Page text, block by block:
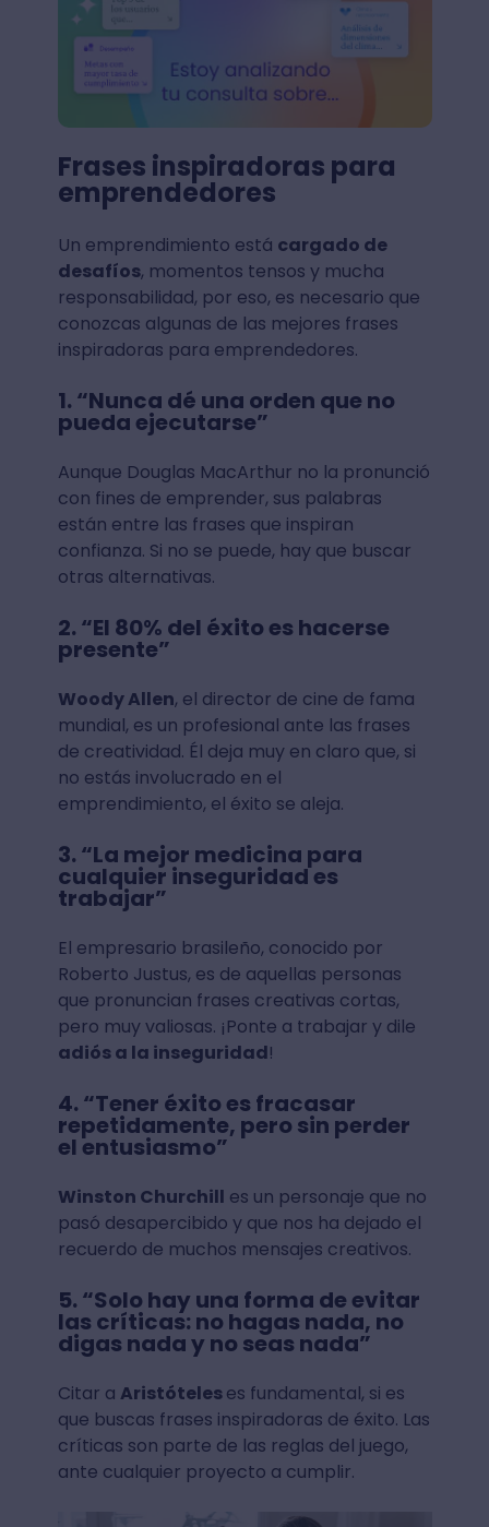
Frases inspiradoras para
emprendedores
Un emprendimiento está cargado de
desafíos, momentos tensos y mucha
responsabilidad, por eso, es necesario que
conozcas algunas de las mejores frases
inspiradoras para emprendedores.
1. “Nunca dé una orden que no
pueda ejecutarse”
Aunque Douglas MacArthur no la pronunció
con fines de emprender, sus palabras
están entre las frases que inspiran
confianza. Si no se puede, hay que buscar
otras alternativas.
2. “El 80% del éxito es hacerse
presente”
Woody Allen, el director de cine de fama
mundial, es un profesional ante las frases
de creatividad. Él deja muy en claro que, si
no estás involucrado en el
emprendimiento, el éxito se aleja.
3. “La mejor medicina para
cualquier inseguridad es
trabajar”
El empresario brasileño, conocido por
Roberto Justus, es de aquellas personas
que pronuncian frases creativas cortas,
pero muy valiosas. ¡Ponte a trabajar y dile
adiós a la inseguridad!
4. “Tener éxito es fracasar
repetidamente, pero sin perder
el entusiasmo”
Winston Churchill es un personaje que no
pasó desapercibido y que nos ha dejado el
recuerdo de muchos mensajes creativos.
5. “Solo hay una forma de evitar
las críticas: no hagas nada, no
digas nada y no seas nada”
Citar a Aristóteleses fundamental, si es
que buscas frases inspiradoras de éxito. Las
críticas son parte de las reglas del juego,
ante cualquier proyecto a cumplir.